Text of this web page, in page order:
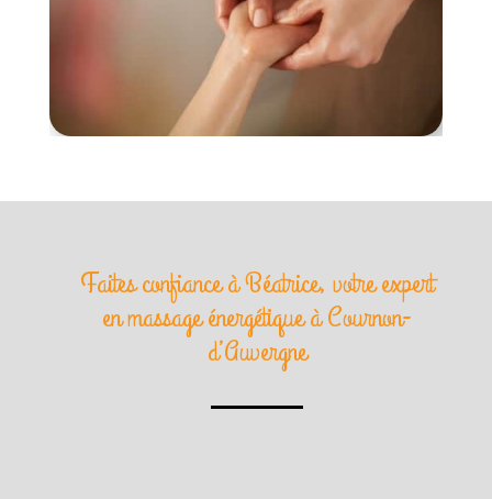
Faites confiance à Béatrice, votre expert
en massage énergétique à Cournon-
d’Auvergne